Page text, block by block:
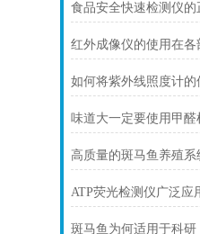
味道大一定要使用甲醛
ATP荧光检测仪广泛应
斑马鱼为何适用于科研